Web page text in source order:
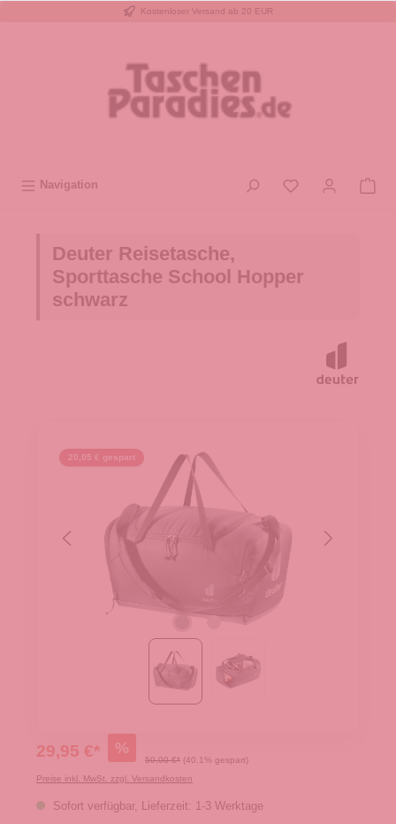
Kostenloser Versand ab 20 EUR
Navigation
Deuter Reisetasche,
Sporttasche School Hopper
schwarz
20,05 € gespart
29,95 €* %
50,00 €* (40.1% gespart)
Preise inkl. MwSt. zzgl. Versandkosten
Sofort verfügbar, Lieferzeit: 1-3 Werktage